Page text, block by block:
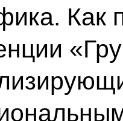
Как